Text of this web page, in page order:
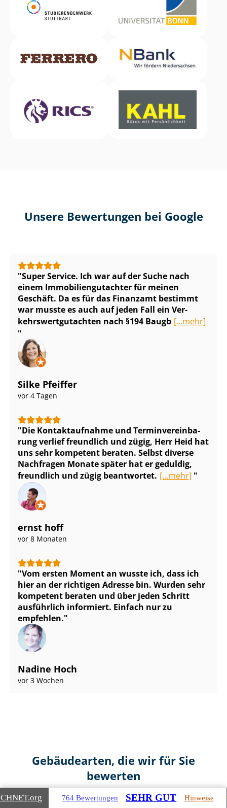
Unsere Bewertungen bei Google
Super Service. Ich war auf der Suche nach
einem Im­mo­bi­li­en­gut­ach­ter für meinen
Geschäft. Da es für das Finanzamt bestimmt
war musste es auch auf jeden Fall ein Ver­
kehrs­wert­gut­ach­ten nach §194 Baugb [...mehr]
Silke Pfeiffer
vor 4 Tagen
Die Kontaktaufnahme und Ter­min­ver­ein­ba­
rung verlief freundlich und zügig, Herr Heid hat
uns sehr kompetent beraten. Selbst diverse
Nachfragen Monate später hat er geduldig,
freundlich und zügig beantwortet. [...mehr]
ernst hoff
vor 8 Monaten
Vom ersten Moment an wusste ich, dass ich
hier an der richtigen Adresse bin. Wurden sehr
kompetent beraten und über jeden Schritt
ausführlich informiert. Einfach nur zu
empfehlen.
Nadine Hoch
vor 3 Wochen
Gebäudearten, die wir für Sie
bewerten
.org 764 Bewertungen SEHR GUT Hinweise